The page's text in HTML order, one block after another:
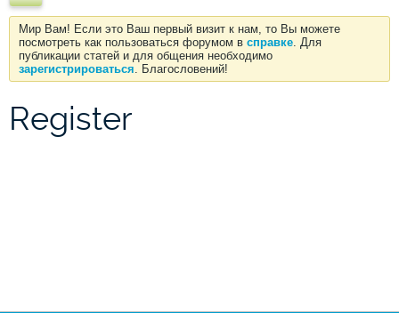
Мир Вам! Если это Ваш первый визит к нам, то Вы можете
посмотреть как пользоваться форумом в справке. Для
публикации статей и для общения необходимо
зарегистрироваться. Благословений!
Register